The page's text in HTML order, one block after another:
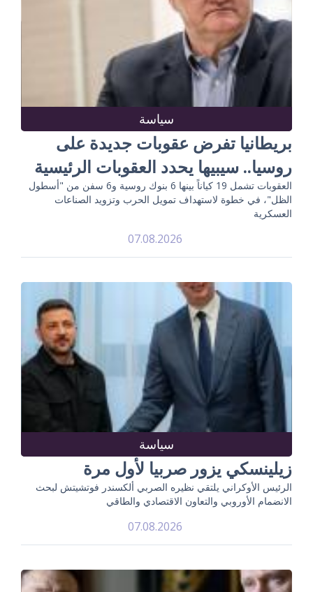
سياسة
بريطانيا تفرض عقوبات جديدة على
روسيا.. سيبيها يحدد العقوبات الرئيسية
العقوبات تشمل 19 كياناً بينها 6 بنوك روسية و6 سفن من "أسطول
الظل"، في خطوة لاستهداف تمويل الحرب وتزويد الصناعات
العسكرية
07.08.2026
سياسة
زيلينسكي يزور صربيا لأول مرة
الرئيس الأوكراني يلتقي نظيره الصربي ألكسندر فوتشيتش لبحث
الانضمام الأوروبي والتعاون الاقتصادي والطاقي
07.08.2026